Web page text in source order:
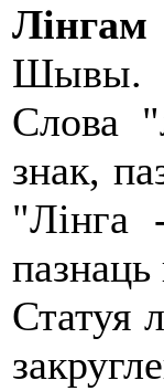
Лінгам
Шывы.
Слова
знак,
"Лінга
Статуя